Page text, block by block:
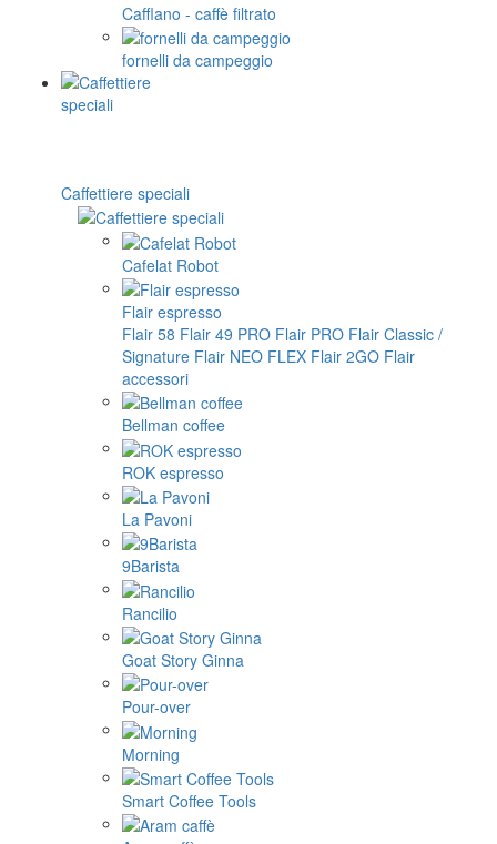
Cafflano - caffè filtrato
fornelli da campeggio
Caffettiere speciali
Cafelat Robot
Flair espresso
Flair 58 Flair 49 PRO Flair PRO Flair Classic /
Signature Flair NEO FLEX Flair 2GO Flair
accessori
Bellman coffee
ROK espresso
La Pavoni
9Barista
Rancilio
Goat Story Ginna
Pour-over
Morning
Smart Coffee Tools